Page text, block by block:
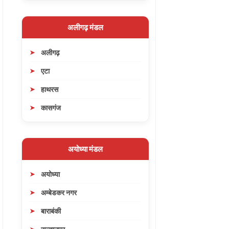
अलीगढ़ मंडल
अलीगढ़
एटा
हाथरस
कासगंज
अयोध्या मंडल
अयोध्या
अम्बेडकर नगर
बाराबंकी